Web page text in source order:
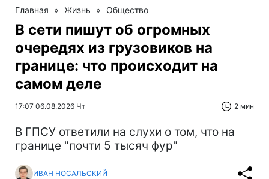
Главная » Жизнь » Общество
В сети пишут об огромных
очередях из грузовиков на
границе: что происходит на
самом деле
17:07 06.08.2026 Чт 2 мин
В ГПСУ ответили на слухи о том, что на
границе "почти 5 тысяч фур"
ИВАН НОСАЛЬСКИЙ